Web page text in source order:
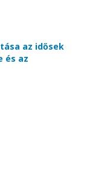
az idősek
és az